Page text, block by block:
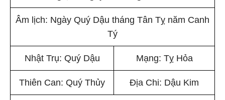
Âm lịch: Ngày Quý Dậu tháng Tân Tỵ năm Canh
Tý
Nhật Trụ: Quý Dậu Mạng: Tỵ Hỏa
Thiên Can: Quý Thủy Địa Chi: Dậu Kim